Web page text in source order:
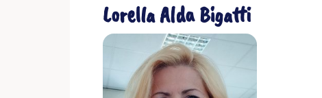
Lorella Alda Bigatti